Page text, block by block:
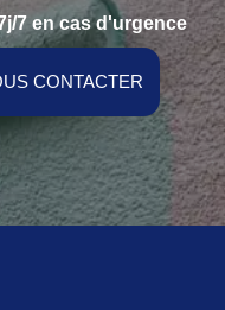
7 en cas d'urgence
CONTACTER